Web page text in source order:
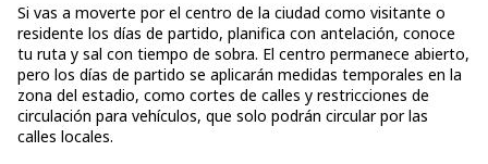
Si vas a moverte por el centro de la ciudad como visitante o
residente los días de partido, planifica con antelación, conoce
tu ruta y sal con tiempo de sobra. El centro permanece abierto,
pero los días de partido se aplicarán medidas temporales en la
zona del estadio, como cortes de calles y restricciones de
circulación para vehículos, que solo podrán circular por las
calles locales.